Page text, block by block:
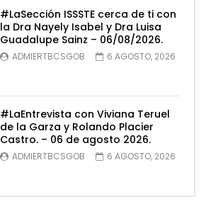
#LaSección ISSSTE cerca de ti con
la Dra Nayely Isabel y Dra Luisa
Guadalupe Sainz – 06/08/2026.
ADMIERTBCSGOB 6 AGOSTO, 2026
#LaEntrevista con Viviana Teruel
de la Garza y Rolando Placier
Castro. – 06 de agosto 2026.
ADMIERTBCSGOB 6 AGOSTO, 2026